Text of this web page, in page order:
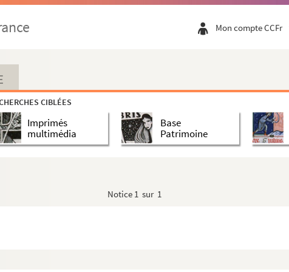
Mon compte CCFr
CIBLÉES
Imprimés
multimédia
Base
Patrimoine
Notice 1 sur 1